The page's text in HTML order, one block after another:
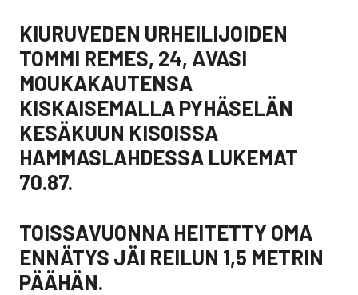
KIURUVEDEN URHEILIJOIDEN
TOMMI REMES, 24, AVASI
MOUKAKAUTENSA
KISKAISEMALLA PYHÄSELÄN
KESÄKUUN KISOISSA
HAMMASLAHDESSA LUKEMAT
70.87.
TOISSAVUONNA HEITETTY OMA
ENNÄTYS JÄI REILUN 1,5 METRIN
PÄÄHÄN.